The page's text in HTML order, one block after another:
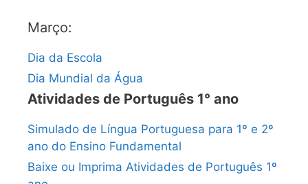
Março:
Dia da Escola
Dia Mundial da Água
Atividades de Português 1° ano
Simulado de Língua Portuguesa para 1º e 2º
ano do Ensino Fundamental
Baixe ou Imprima Atividades de Português 1º